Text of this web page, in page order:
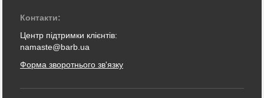
Контакти:
Центр підтримки клієнтів:
namaste@barb.ua
Форма зворотнього зв'язку